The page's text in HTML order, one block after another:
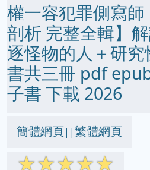
權一容犯罪側寫
剖析 完整全輯】
逐怪物的人＋研
書共三冊 pdf
子書 下載 2026
簡體網頁||繁體網頁
☆☆☆☆☆